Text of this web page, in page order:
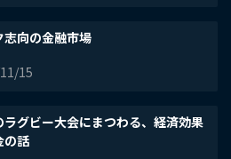
志向の金融市場
15
ラグビー大会にまつわる、経済効果
の話